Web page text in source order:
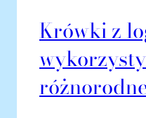
Krówki z